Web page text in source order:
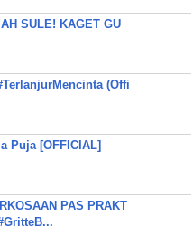
SULE! KAGET GU
(Offi
Puja [OFFICIAL]
PAS PRAKT